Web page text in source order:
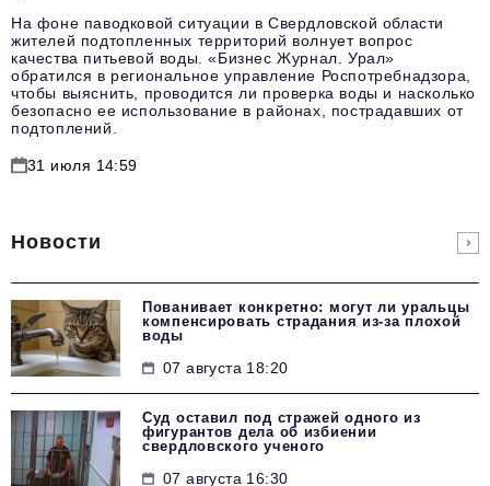
На фоне паводковой ситуации в Свердловской области
жителей подтопленных территорий волнует вопрос
качества питьевой воды. «Бизнес Журнал. Урал»
обратился в региональное управление Роспотребнадзора,
чтобы выяснить, проводится ли проверка воды и насколько
безопасно ее использование в районах, пострадавших от
подтоплений.
31 июля 14:59
Новости
Пованивает конкретно: могут ли уральцы
компенсировать страдания из-за плохой
воды
07 августа 18:20
Суд оставил под стражей одного из
фигурантов дела об избиении
свердловского ученого
07 августа 16:30